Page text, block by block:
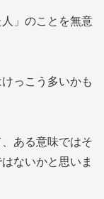
」のことを無意
っこう多いかも
ある意味ではそ
ないかと思いま